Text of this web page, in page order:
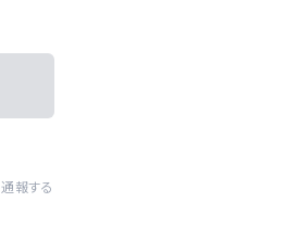
通報する